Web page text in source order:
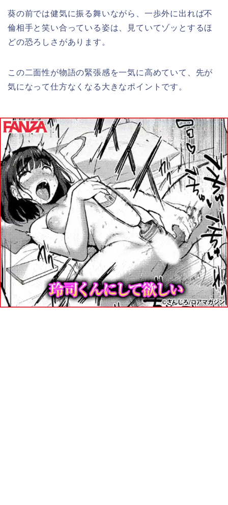
葵の前では健気に振る舞いながら、一歩外に出れば不
倫相手と笑い合っている姿は、見ていてゾッとするほ
どの恐ろしさがあります。
この二面性が物語の緊張感を一気に高めていて、先が
気になって仕方なくなる大きなポイントです。